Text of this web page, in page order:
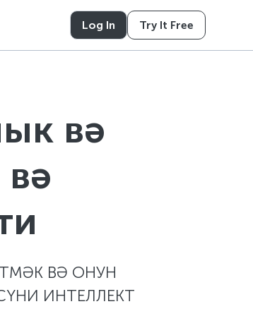
Log In Try It Free
вә
ВӘ ОНУН
ИНТЕЛЛЕКТ